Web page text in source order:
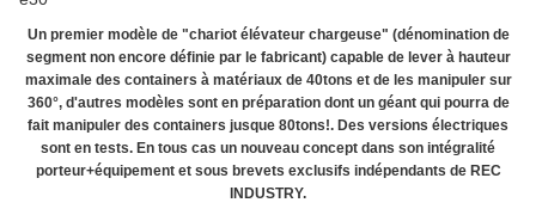
Un premier modèle de "chariot élévateur chargeuse" (dénomination de
segment non encore définie par le fabricant) capable de lever à hauteur
maximale des containers à matériaux de 40tons et de les manipuler sur
360°, d'autres modèles sont en préparation dont un géant qui pourra de
fait manipuler des containers jusque 80tons!. Des versions électriques
sont en tests. En tous cas un nouveau concept dans son intégralité
porteur+équipement et sous brevets exclusifs indépendants de REC
INDUSTRY.